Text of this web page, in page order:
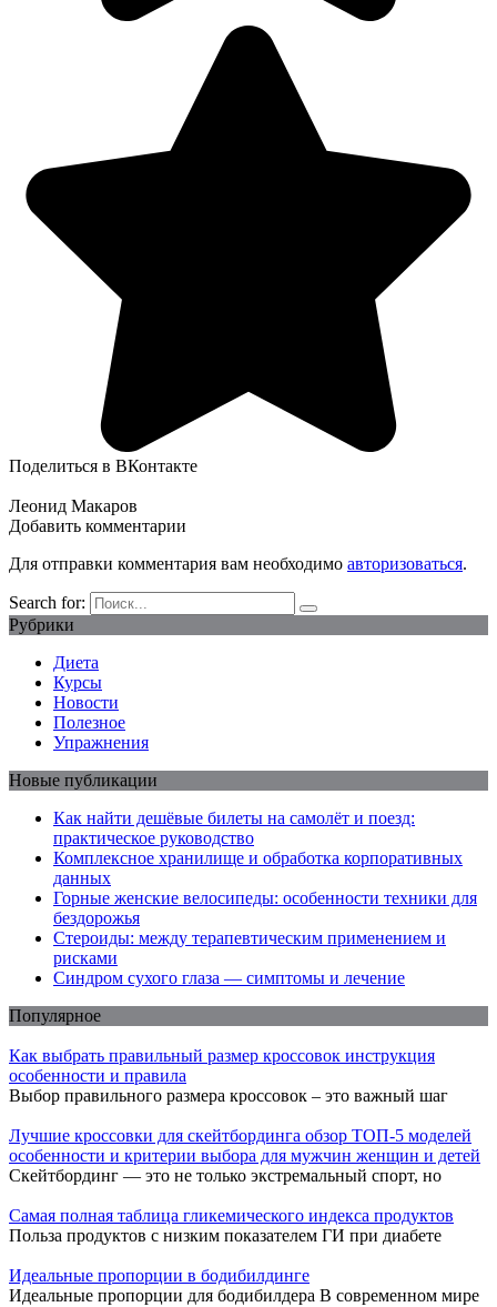
Поделиться в ВКонтакте
Леонид Макаров
Добавить комментарии
Для отправки комментария вам необходимо авторизоваться.
Search for:
Рубрики
Диета
Курсы
Новости
Полезное
Упражнения
Новые публикации
Как найти дешёвые билеты на самолёт и поезд:
практическое руководство
Комплексное хранилище и обработка корпоративных
данных
Горные женские велосипеды: особенности техники для
бездорожья
Стероиды: между терапевтическим применением и
рисками
Синдром сухого глаза — симптомы и лечение
Популярное
Как выбрать правильный размер кроссовок инструкция
особенности и правила
Выбор правильного размера кроссовок – это важный шаг
Лучшие кроссовки для скейтбординга обзор ТОП-5 моделей
особенности и критерии выбора для мужчин женщин и детей
Скейтбординг — это не только экстремальный спорт, но
Самая полная таблица гликемического индекса продуктов
Польза продуктов с низким показателем ГИ при диабете
Идеальные пропорции в бодибилдинге
Идеальные пропорции для бодибилдера В современном мире